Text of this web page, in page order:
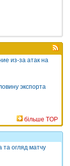
из-за атак на
экспорта
більше TOP
та огляд матчу